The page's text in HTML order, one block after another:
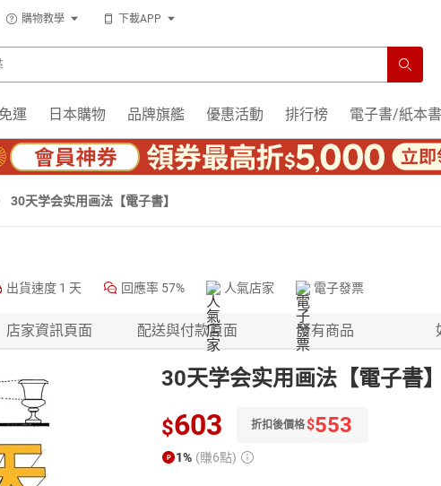
購物教學 下載APP
運 日本購物 品牌旗艦 優惠活動 排行榜 電子書/紙本書
30天学会实用画法【電子書】
出貨速度 1 天 回應率 57% 人氣店家 電子發票
店家資訊頁面 配送與付款頁面 所有商品
30天学会实用画法【電子書
$603 折扣後價格$553
1% (賺6點)